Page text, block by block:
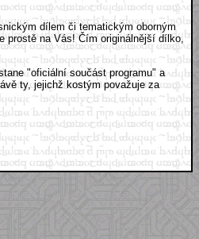
dílem či tematickým oborným
na Vás! Čím originálnější dílko,
"oficiální součást programu" a
ty, jejichž kostým považuje za